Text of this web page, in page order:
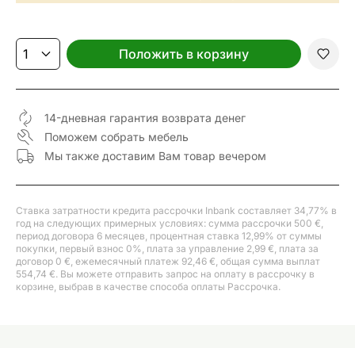
Положить в корзину
14-дневная гарантия возврата денег
Поможем собрать мебель
Мы также доставим Вам товар вечером
Ставка затратности кредита рассрочки Inbank составляет 34,77% в
год на следующих примерных условиях: сумма рассрочки 500 €,
период договора 6 месяцев, процентная ставка 12,99% от суммы
покупки, первый взнос 0%, плата за управление 2,99 €, плата за
договор 0 €, ежемесячный платеж 92,46 €, общая сумма выплат
554,74 €. Вы можете отправить запрос на оплату в рассрочку в
корзине, выбрав в качестве способа оплаты Рассрочка.